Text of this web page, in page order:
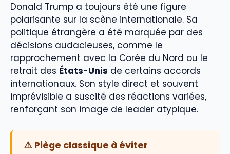
Donald Trump a toujours été une figure
polarisante sur la scène internationale. Sa
politique étrangère a été marquée par des
décisions audacieuses, comme le
rapprochement avec la Corée du Nord ou le
retrait des États-Unis de certains accords
internationaux. Son style direct et souvent
imprévisible a suscité des réactions variées,
renforçant son image de leader atypique.
⚠️ Piège classique à éviter